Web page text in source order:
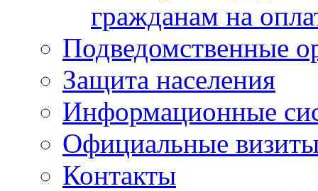
гражданам на
Подведомственные
Защита населения
Информационные
Официальные
Контакты